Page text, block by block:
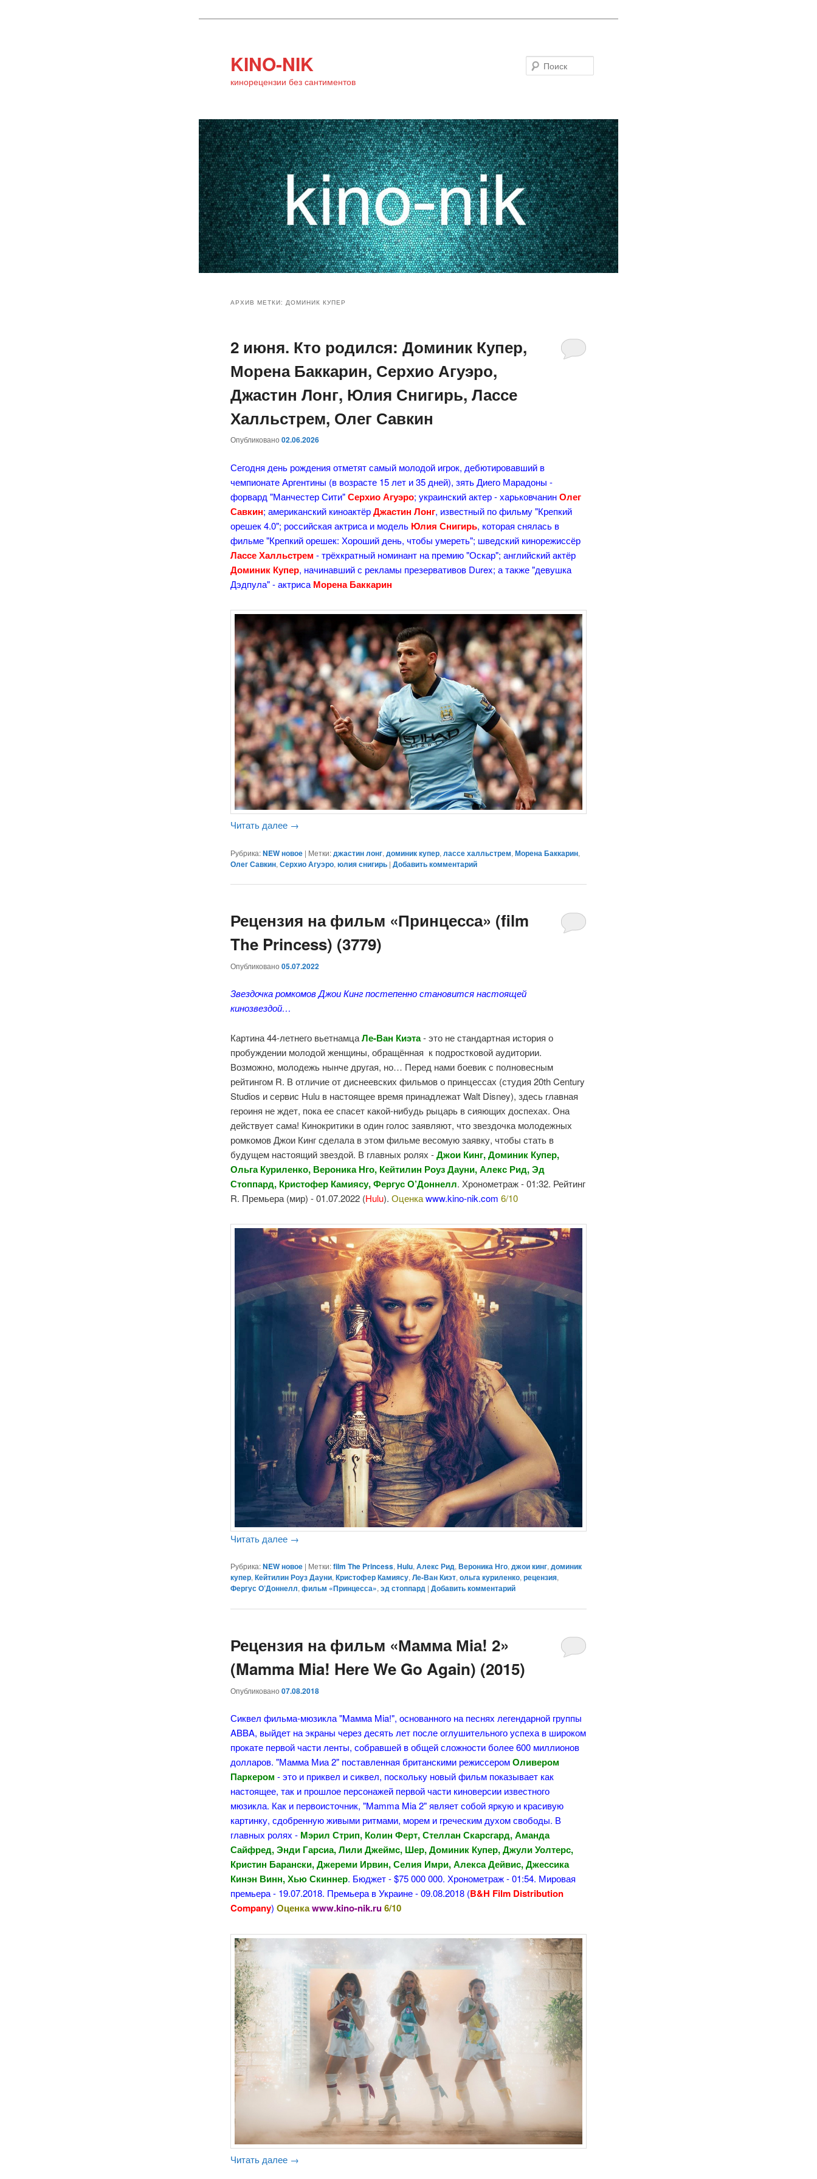
KINO-NIK
кинорецензии без сантиментов
основному
содержимому
дополнительному
содержимому
АРХИВ МЕТКИ: ДОМИНИК КУПЕР
2 июня. Кто родился: Доминик Купер,
Морена Баккарин, Серхио Агуэро,
Джастин Лонг, Юлия Снигирь, Лассе
Халльстрем, Олег Савкин
Опубликовано02.06.2026
Сегодня день рождения отметят самый молодой игрок, дебютировавший в
чемпионате Аргентины (в возрасте 15 лет и 35 дней), зять Диего Марадоны -
форвард "Манчестер Сити"Серхио Агуэро; украинский актер - харьковчанинОлег
Савкин; американский киноактёрДжастин Лонг, известный по фильму "Крепкий
орешек 4.0"; российская актриса и модель Юлия Снигирь, которая снялась в
фильме "Крепкий орешек: Хороший день, чтобы умереть"; шведский кинорежиссёр
Лассе Халльстрем - трёхкратный номинант на премию "Оскар"; английский актёр
Доминик Купер, начинавший с рекламы презервативов Durex; а также "девушка
Дэдпула" - актриса Морена Баккарин
Читать далее →
Рубрика: NEW новое | Метки: джастин лонг,доминик купер,лассе халльстрем,Морена Баккарин,
Олег Савкин,Серхио Агуэро,юлия снигирь |Добавить комментарий
Рецензия на фильм «Принцесса» (film
The Princess) (3779)
Опубликовано05.07.2022
Звездочка ромкомов Джои Кинг постепенно становится настоящей
кинозвездой…
Картина 44-летнего вьетнамцаЛе-Ван Киэта- это не стандартная история о
пробуждении молодой женщины, обращённая к подростковой аудитории.
Возможно, молодежь нынче другая, но… Перед нами боевик с полновесным
рейтингом R. В отличие от диснеевских фильмов о принцессах (студия 20th Century
Studios и сервис Hulu в настоящее время принадлежат Walt Disney), здесь главная
героиня не ждет, пока ее спасет какой-нибудь рыцарь в сияющих доспехах. Она
действует сама! Кинокритики в один голос заявляют, что звездочка молодежных
ромкомов Джои Кинг сделала в этом фильме весомую заявку, чтобы стать в
будущем настоящий звездой. В главных ролях -Джои Кинг, Доминик Купер,
Ольга Куриленко, Вероника Нго, Кейтилин Роуз Дауни, Алекс Рид, Эд
Стоппард, Кристофер Камиясу, Фергус О’Доннелл. Хронометраж - 01:32. Рейтинг
R. Премьера (мир) - 01.07.2022 (Hulu).Оценкаwww.kino-nik.com 6/10
Читать далее →
Рубрика: NEW новое | Метки: film The Princess,Hulu,Алекс Рид,Вероника Нго,джои кинг,доминик
купер,Кейтилин Роуз Дауни,Кристофер Камиясу,Ле-Ван Киэт,ольга куриленко,рецензия,
Фергус О’Доннелл,фильм «Принцесса»,эд стоппард |Добавить комментарий
Рецензия на фильм «Мамма Мiа! 2»
(Mamma Mia! Here We Go Again) (2015)
Опубликовано07.08.2018
Сиквел фильма-мюзикла "Maммa Mia!", основанного на песнях легендарной группы
ABBA, выйдет на экраны через десять лет после оглушительного успеха в широком
прокате первой части ленты, собравшей в общей сложности более 600 миллионов
долларов. "Мамма Миа 2" поставленная британскими режиссеромОливером
Паркером - это и приквел и сиквел, поскольку новый фильм показывает как
настоящее, так и прошлое персонажей первой части киноверсии известного
мюзикла. Как и первоисточник, "Mamma Mia 2" являет собой яркую и красивую
картинку, сдобренную живыми ритмами, морем и греческим духом свободы. В
главных ролях - Мэрил Стрип, Колин Ферт, Стеллан Скарсгард, Аманда
Сайфред, Энди Гарсиа, Лили Джеймс, Шер, Доминик Купер, Джули Уолтерс,
Кристин Барански, Джереми Ирвин, Селия Имри, Алекса Дейвис, Джессика
Кинэн Винн, Хью Скиннер. Бюджет - $75 000 000. Хронометраж - 01:54. Мировая
премьера - 19.07.2018. Премьера в Украине - 09.08.2018 (B&H Film Distribution
Company)Оценкаwww.kino-nik.ru6/10
Читать далее →